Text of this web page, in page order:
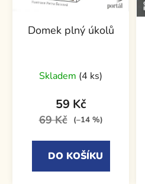
Domek plný úkolů
Skladem (4 ks)
59 Kč
69 Kč (–14 %)
DO KOŠÍKU